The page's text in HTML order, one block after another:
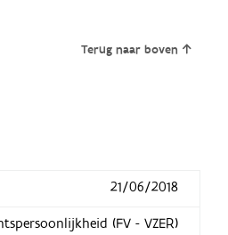
Terug naar boven
21/06/2018
(FV - VZER)